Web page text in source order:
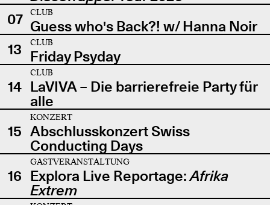
07
CLUB
Guess who's Back?! w/ Hanna Noir
13
CLUB
Friday Psyday
14
CLUB
LaVIVA – Die barrierefreie Party für
alle
15
KONZERT
Abschlusskonzert Swiss
Conducting Days
16
GASTVERANSTALTUNG
Explora Live Reportage:Afrika
Extrem